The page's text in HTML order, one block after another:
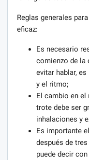
Reglas generales
eficaz:
Es necesario
comienzo de la
evitar hablar,
y el ritmo;
El cambio en el
trote debe ser
inhalaciones y
Es importante
después de
puede decir